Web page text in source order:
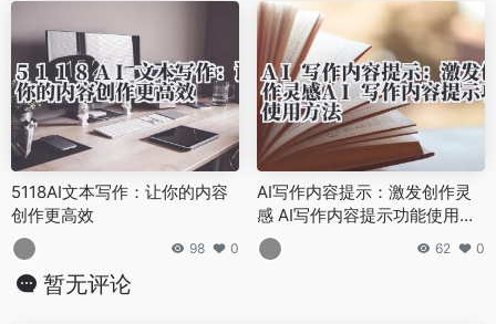
5118AI文本写作：让你的内容
创作更高效
98 0
AI写作内容提示：激发创作灵
感 AI写作内容提示功能使用方
法
62 0
暂无评论